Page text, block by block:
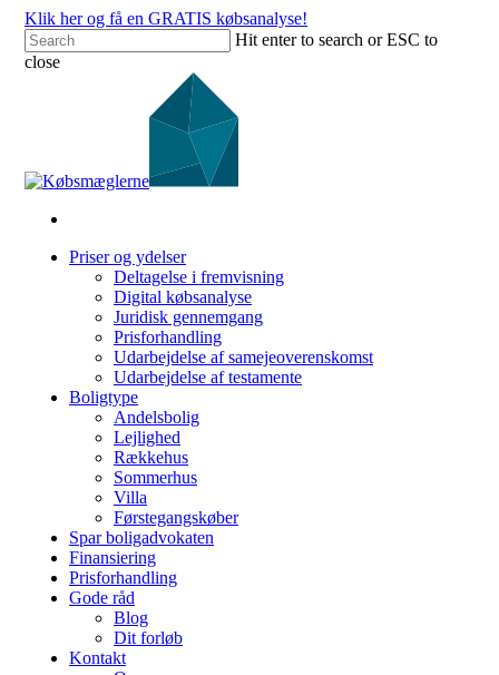
Klik her og få en GRATIS købsanalyse!
Hit enter to search or ESC to
close
Priser og ydelser
Deltagelse i fremvisning
Digital købsanalyse
Juridisk gennemgang
Prisforhandling
Udarbejdelse af samejeoverenskomst
Udarbejdelse af testamente
Boligtype
Andelsbolig
Lejlighed
Rækkehus
Sommerhus
Villa
Førstegangskøber
Spar boligadvokaten
Finansiering
Prisforhandling
Gode råd
Blog
Dit forløb
Kontakt